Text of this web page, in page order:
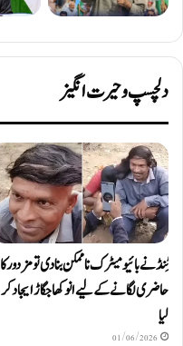
دلچسپ و حیرت انگیز
ٹِنڈ نے بائیومیٹرک ناممکن بنا دی تو مزدور کا
حاضری لگانے کے لیے انوکھا جگاڑ ایجاد کر
لیا
01/06/2026